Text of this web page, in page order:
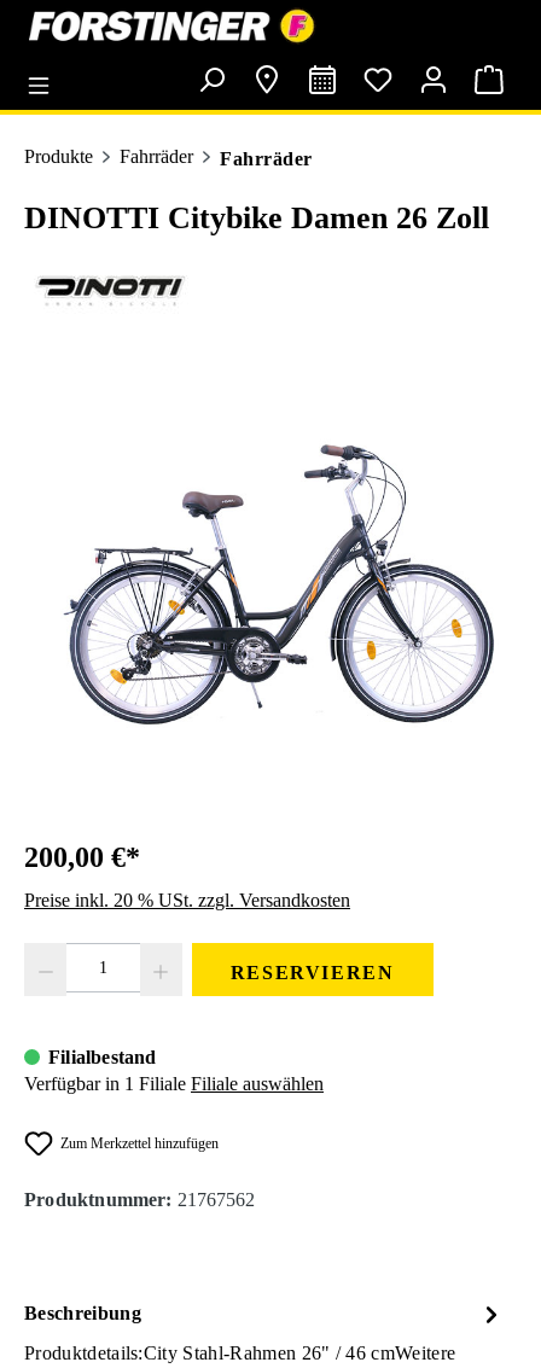
springen
Produkte Fahrräder Fahrräder
DINOTTI Citybike Damen 26 Zoll
200,00 €*
Preise inkl. 20 % USt. zzgl. Versandkosten
RESERVIEREN
Filialbestand
Verfügbar in 1 Filiale Filiale auswählen
Zum Merkzettel hinzufügen
Produktnummer: 21767562
Beschreibung
Produktdetails:City Stahl-Rahmen 26" / 46 cmWeitere